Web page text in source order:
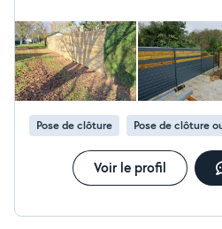
Pose de clôture Pose de clôture
Voir le profil